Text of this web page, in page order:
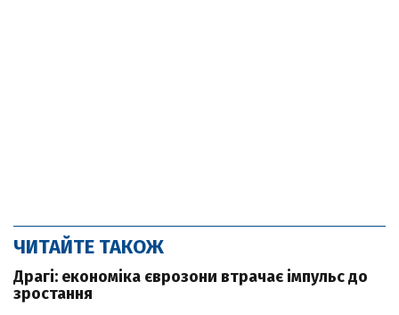
ЧИТАЙТЕ ТАКОЖ
Драгі: економіка єврозони втрачає імпульс до
зростання